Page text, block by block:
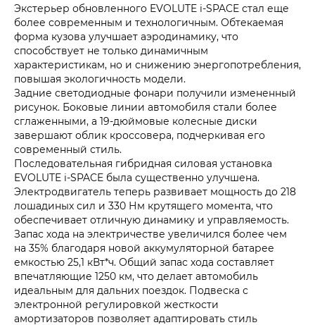
Экстерьер обновленного EVOLUTE i‑SPACE стал еще
более современным и технологичным. Обтекаемая
форма кузова улучшает аэродинамику, что
способствует не только динамичным
характеристикам, но и снижению энергопотребления,
повышая экологичность модели.
Задние светодиодные фонари получили измененный
рисунок. Боковые линии автомобиля стали более
сглаженными, а 19-дюймовые колесные диски
завершают облик кроссовера, подчеркивая его
современный стиль.
Последовательная гибридная силовая установка
EVOLUTE i‑SPACE была существенно улучшена.
Электродвигатель теперь развивает мощность до 218
лошадиных сил и 330 Нм крутящего момента, что
обеспечивает отличную динамику и управляемость.
Запас хода на электричестве увеличился более чем
на 35% благодаря новой аккумуляторной батарее
емкостью 25,1 кВт*ч. Общий запас хода составляет
впечатляющие 1250 км, что делает автомобиль
идеальным для дальних поездок. Подвеска с
электронной регулировкой жесткости
амортизаторов позволяет адаптировать стиль